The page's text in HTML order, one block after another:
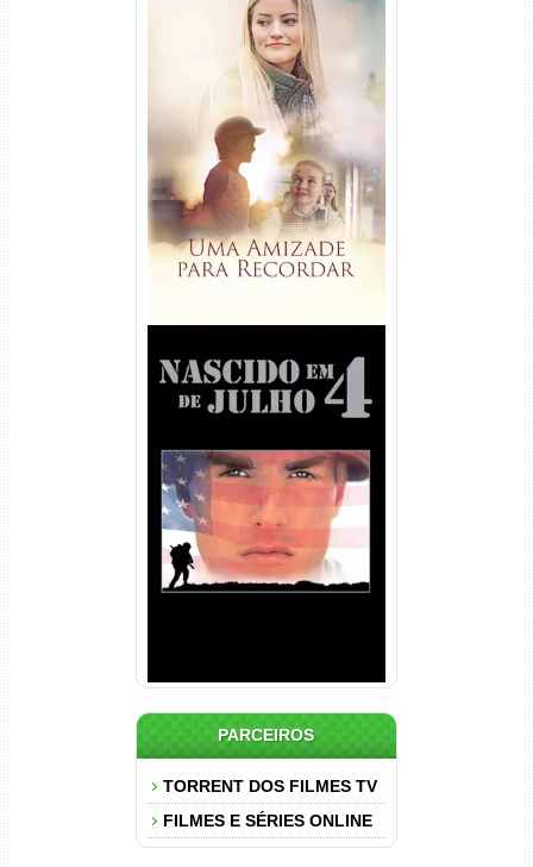
Uma Amizade para Recordar
Torrent (2025) WEB-DL 1080p
Dual Áudio
Nascido em 4 de Julho
Torrent (1989) WEB-DL 1080p
Dual Áudio
PARCEIROS
TORRENT DOS FILMES TV
FILMES E SÉRIES ONLINE